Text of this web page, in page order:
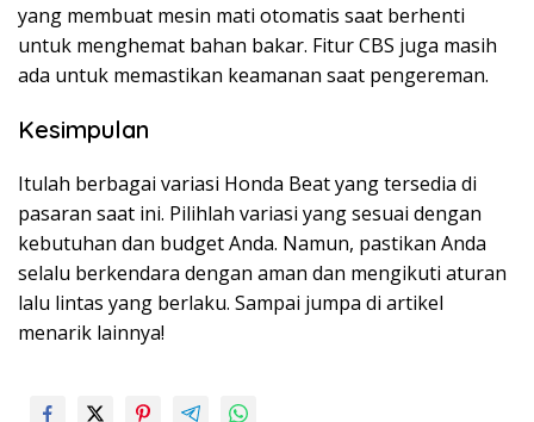
yang membuat mesin mati otomatis saat berhenti
untuk menghemat bahan bakar. Fitur CBS juga masih
ada untuk memastikan keamanan saat pengereman.
Kesimpulan
Itulah berbagai variasi Honda Beat yang tersedia di
pasaran saat ini. Pilihlah variasi yang sesuai dengan
kebutuhan dan budget Anda. Namun, pastikan Anda
selalu berkendara dengan aman dan mengikuti aturan
lalu lintas yang berlaku. Sampai jumpa di artikel
menarik lainnya!